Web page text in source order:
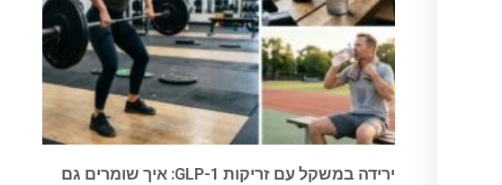
ירידה במשקל עם זריקות GLP-1: איך שומרים גם